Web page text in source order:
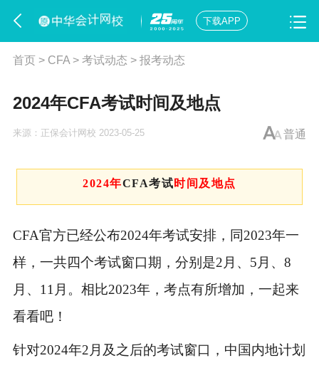
下载APP
首页> CFA> 考试动态 > 报考动态
2024年CFA考试时间及地点
普通
来源： 正保会计网校 2023-05-25
2024年CFA考试 时间及地点
CFA官方已经公布2024年考试安排，同2023年一
样，一共四个考试窗口期，分别是2月、5月、8
月、11月。相比2023年，考点有所增加，一起来
看看吧！
针对2024年2月及之后的考试窗口，中国内地计划